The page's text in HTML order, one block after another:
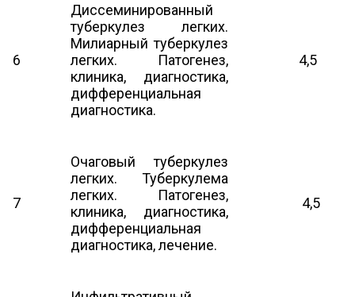
6
Диссеминированный
туберкулез легких.
Милиарный туберкулез
легких. Патогенез,
клиника, диагностика,
дифференциальная
диагностика.
4,5
7
Очаговый туберкулез
легких. Туберкулема
легких. Патогенез,
клиника, диагностика,
дифференциальная
диагностика, лечение.
4,5